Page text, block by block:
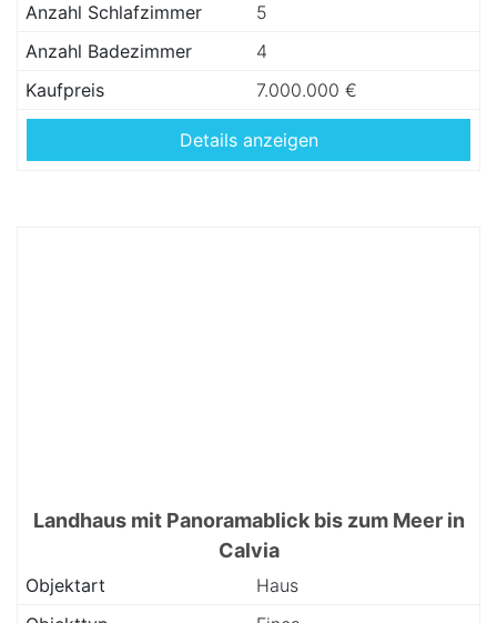
Anzahl Schlafzimmer
5
Anzahl Badezimmer
4
Kaufpreis
7.000.000 €
Details anzeigen
Landhaus mit Panoramablick bis zum Meer in
Calvia
Objektart
Haus